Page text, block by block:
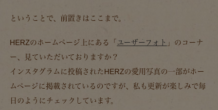
ということで、前置きはここまで。
HERZのホームページ上にある「 ユーザーフォト 」のコーナ
ー、見ていただいておりますか？
インスタグラムに投稿されたHERZの愛用写真の一部がホー
ムページに掲載されているのですが、私も更新が楽しみで毎
日のようにチェックしています。